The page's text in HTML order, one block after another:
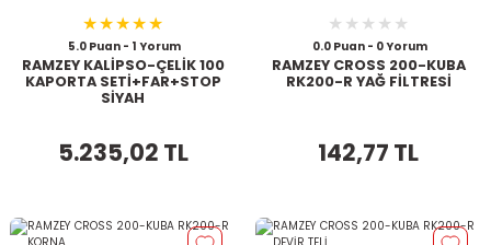
5.0 Puan - 1 Yorum
RAMZEY KALİPSO-ÇELİK 100
KAPORTA SETİ+FAR+STOP
SİYAH
5.235,02 TL
0.0 Puan - 0 Yorum
RAMZEY CROSS 200-KUBA
RK200-R YAĞ FİLTRESİ
142,77 TL